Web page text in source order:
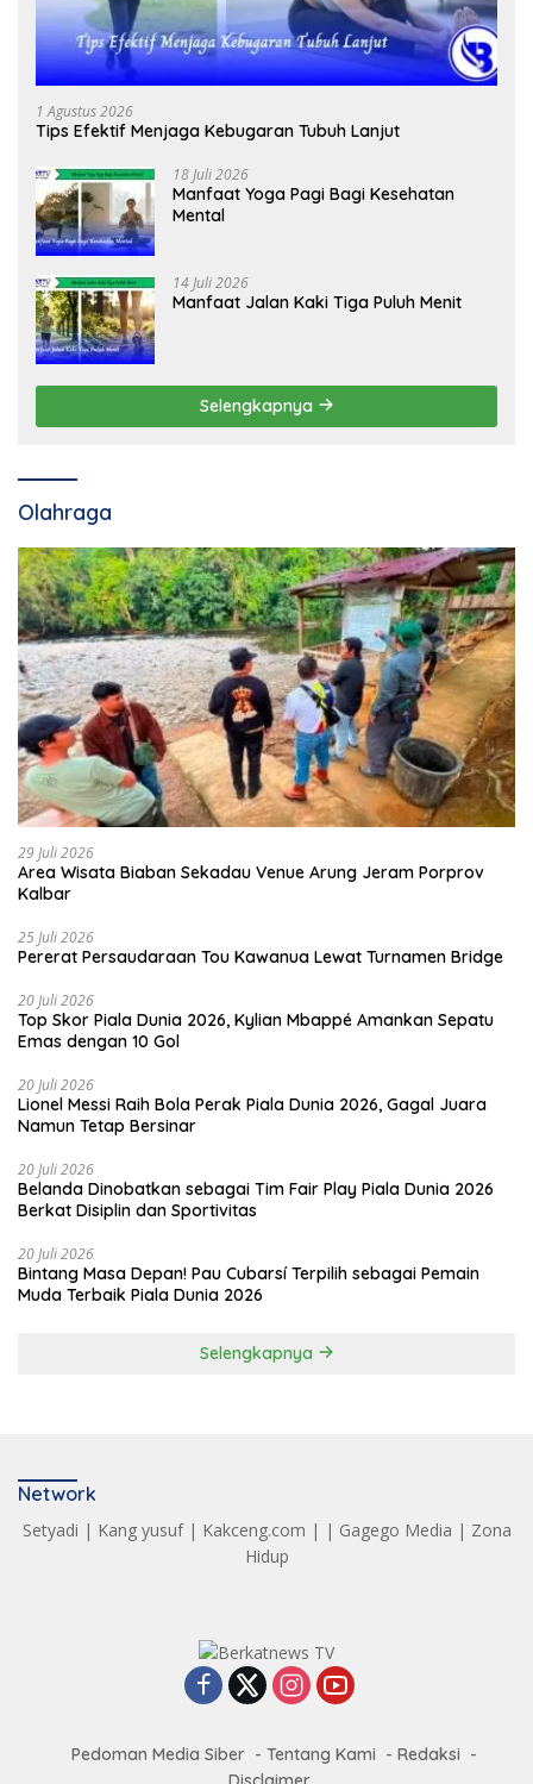
1 Agustus 2026
Tips Efektif Menjaga Kebugaran Tubuh Lanjut
18 Juli 2026
Manfaat Yoga Pagi Bagi Kesehatan
Mental
14 Juli 2026
Manfaat Jalan Kaki Tiga Puluh Menit
Selengkapnya
Olahraga
29 Juli 2026
Area Wisata Biaban Sekadau Venue Arung Jeram Porprov
Kalbar
25 Juli 2026
Pererat Persaudaraan Tou Kawanua Lewat Turnamen Bridge
20 Juli 2026
Top Skor Piala Dunia 2026, Kylian Mbappé Amankan Sepatu
Emas dengan 10 Gol
20 Juli 2026
Lionel Messi Raih Bola Perak Piala Dunia 2026, Gagal Juara
Namun Tetap Bersinar
20 Juli 2026
Belanda Dinobatkan sebagai Tim Fair Play Piala Dunia 2026
Berkat Disiplin dan Sportivitas
20 Juli 2026
Bintang Masa Depan! Pau Cubarsí Terpilih sebagai Pemain
Muda Terbaik Piala Dunia 2026
Selengkapnya
Network
Setyadi | Kang yusuf| Kakceng.com | | Gagego Media | Zona
Hidup
Pedoman Media Siber Tentang Kami
Redaksi